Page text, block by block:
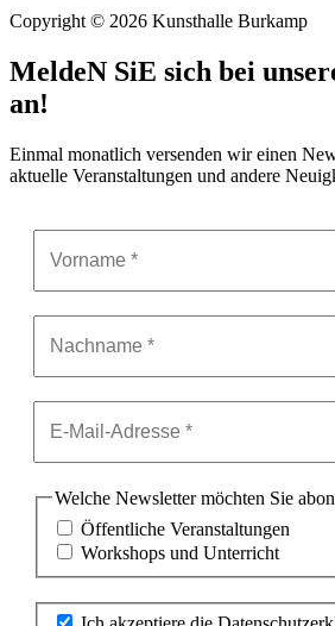
Copyright © 2026 Kunsthalle Burkamp
MeldeN SiE sich bei
an!
Einmal monatlich versenden wir einen
aktuelle Veranstaltungen und andere
Welche Newsletter möchten Sie
Öffentliche Veranstaltungen
Workshops und Unterricht